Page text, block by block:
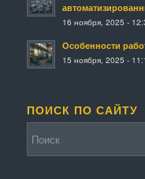
16 ноября, 2025 -
Особенности
15 ноября, 2025 -
ПОИСК ПО САЙТУ